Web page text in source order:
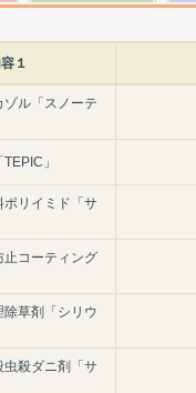
１
ル「スノーテ
」
ポリイミド「サ
止コーティング
草剤「シリウ
虫殺ダニ剤「サ